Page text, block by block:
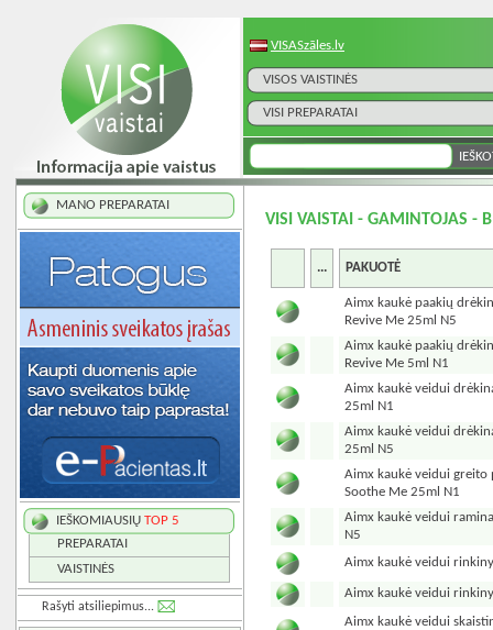
VISASzāles.lv
VISOS VAISTINĖS
VISI PREPARATAI
MANO PREPARATAI
IEŠKOMIAUSIŲ TOP 5
PREPARATAI
VAISTINĖS
Rašyti atsiliepimus...
VISI VAISTAI - GAMINTOJAS -
... PAKUOTĖ
Aimx kaukė paakių
Revive Me 25ml N5
Aimx kaukė paakių
Revive Me 5ml N1
Aimx kaukė veidui
25ml N1
Aimx kaukė veidui
25ml N5
Aimx kaukė veidui
Soothe Me 25ml N1
Aimx kaukė veidui
N5
Aimx kaukė veidui
Aimx kaukė veidui
Aimx kaukė veidui